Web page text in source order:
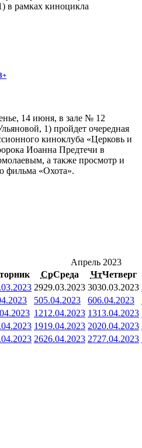
в рамках киноцикла
14 июня, в зале № 12
1) пройдет очередная
киноклуба «Церковь и
Иоанна Предтечи в
а также просмотр и
фильма «Охота».
Апрель 2023
СрСреда ЧтЧетверг
2929.03.2023 3030.03.2023
505.04.2023 606.04.2023
1212.04.2023 1313.04.2023
1919.04.2023 2020.04.2023
2626.04.2023 2727.04.2023